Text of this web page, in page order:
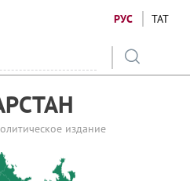
РУС ТАТ
издание